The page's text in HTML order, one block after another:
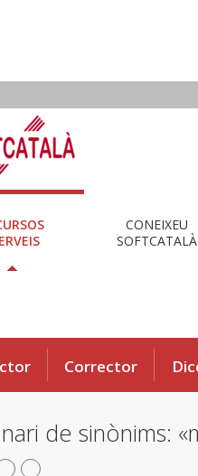
CONEIXEU
SOFTCATALÀ
Corrector
de sinònims: